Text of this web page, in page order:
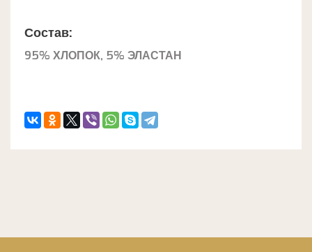
Состав:
95% ХЛОПОК, 5% ЭЛАСТАН